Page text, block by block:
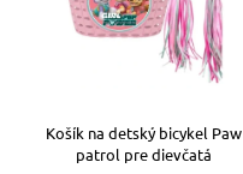
Košík na detský bicykel Paw
patrol pre dievčatá